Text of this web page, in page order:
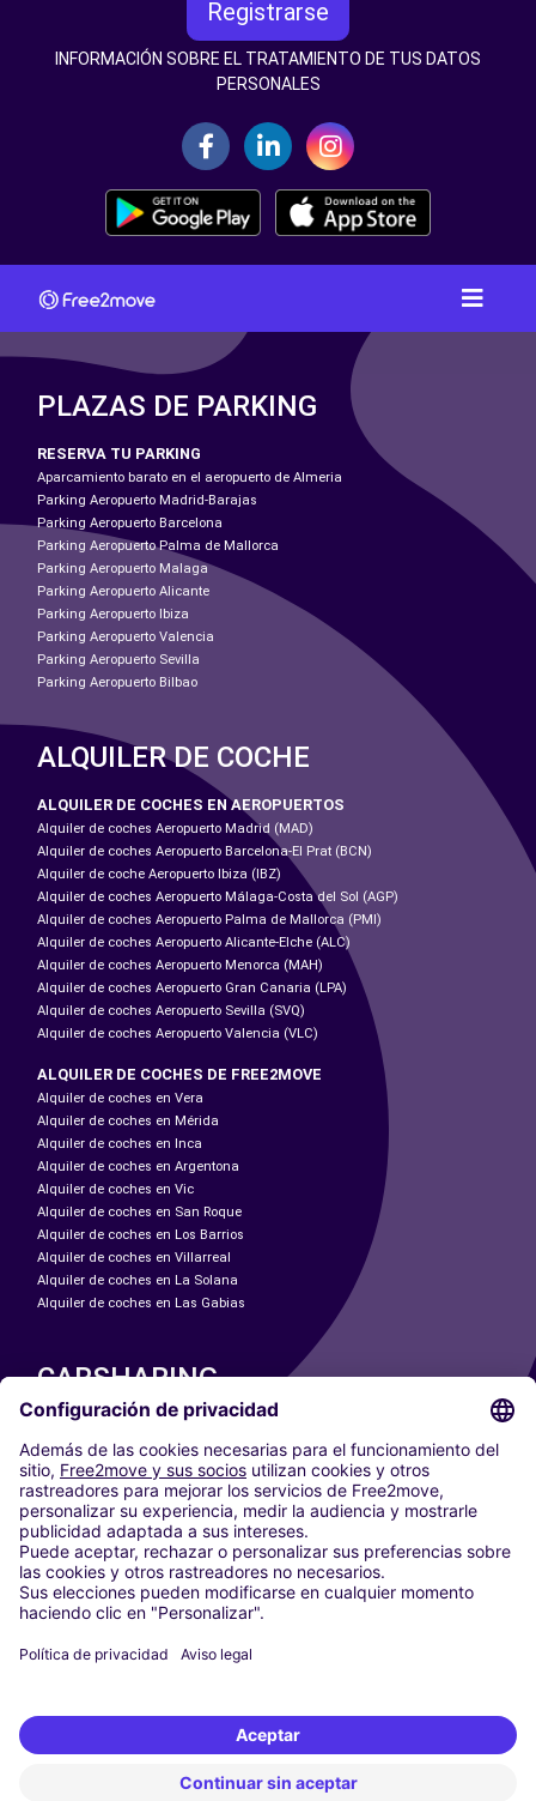
Registrarse
INFORMACIÓN SOBRE EL TRATAMIENTO DE TUS DATOS
PERSONALES
PLAZAS DE PARKING
RESERVA TU PARKING
Aparcamiento barato en el aeropuerto de Almeria
Parking Aeropuerto Madrid-Barajas
Parking Aeropuerto Barcelona
Parking Aeropuerto Palma de Mallorca
Parking Aeropuerto Malaga
Parking Aeropuerto Alicante
Parking Aeropuerto Ibiza
Parking Aeropuerto Valencia
Parking Aeropuerto Sevilla
Parking Aeropuerto Bilbao
ALQUILER DE COCHE
ALQUILER DE COCHES EN AEROPUERTOS
Alquiler de coches Aeropuerto Madrid (MAD)
Alquiler de coches Aeropuerto Barcelona-El Prat (BCN)
Alquiler de coche Aeropuerto Ibiza (IBZ)
Alquiler de coches Aeropuerto Málaga-Costa del Sol (AGP)
Alquiler de coches Aeropuerto Palma de Mallorca (PMI)
Alquiler de coches Aeropuerto Alicante-Elche (ALC)
Alquiler de coches Aeropuerto Menorca (MAH)
Alquiler de coches Aeropuerto Gran Canaria (LPA)
Alquiler de coches Aeropuerto Sevilla (SVQ)
Alquiler de coches Aeropuerto Valencia (VLC)
ALQUILER DE COCHES DE FREE2MOVE
Alquiler de coches en Vera
Alquiler de coches en Mérida
Alquiler de coches en Inca
Alquiler de coches en Argentona
Alquiler de coches en Vic
Alquiler de coches en San Roque
Alquiler de coches en Los Barrios
Alquiler de coches en Villarreal
Alquiler de coches en La Solana
Alquiler de coches en Las Gabias
CARSHARING
NUESTRAS CIUDADES
Paris
Madrid
Washington DC
Milán
Roma
Turín
Viena
Berlín
Düsseldorf